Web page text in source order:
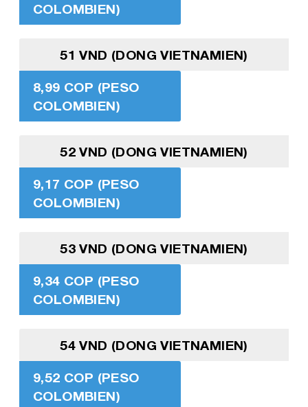
COLOMBIEN)
51 VND (DONG VIETNAMIEN)
8,99 COP (PESO
COLOMBIEN)
52 VND (DONG VIETNAMIEN)
9,17 COP (PESO
COLOMBIEN)
53 VND (DONG VIETNAMIEN)
9,34 COP (PESO
COLOMBIEN)
54 VND (DONG VIETNAMIEN)
9,52 COP (PESO
COLOMBIEN)